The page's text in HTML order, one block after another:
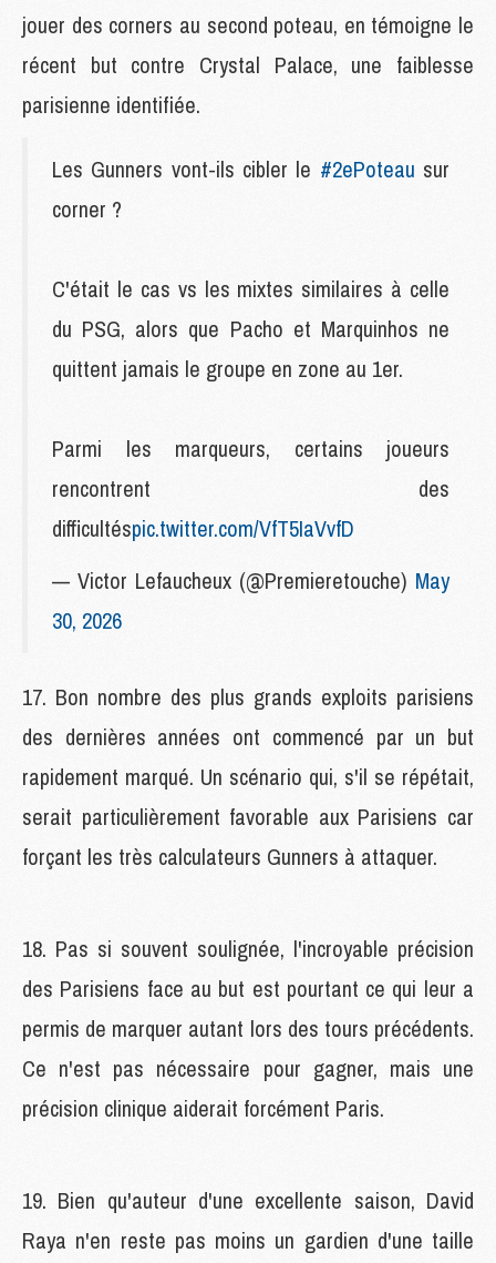
jouer des corners au second poteau, en témoigne le
récent but contre Crystal Palace, une faiblesse
parisienne identifiée.
Les Gunners vont-ils cibler le #2ePoteau sur
corner ?
C'était le cas vs les mixtes similaires à celle
du PSG, alors que Pacho et Marquinhos ne
quittent jamais le groupe en zone au 1er.
Parmi les marqueurs, certains joueurs
rencontrent des
difficultéspic.twitter.com/VfT5IaVvfD
— Victor Lefaucheux (@Premieretouche) May
30, 2026
17. Bon nombre des plus grands exploits parisiens
des dernières années ont commencé par un but
rapidement marqué. Un scénario qui, s'il se répétait,
serait particulièrement favorable aux Parisiens car
forçant les très calculateurs Gunners à attaquer.
18. Pas si souvent soulignée, l'incroyable précision
des Parisiens face au but est pourtant ce qui leur a
permis de marquer autant lors des tours précédents.
Ce n'est pas nécessaire pour gagner, mais une
précision clinique aiderait forcément Paris.
19. Bien qu'auteur d'une excellente saison, David
Raya n'en reste pas moins un gardien d'une taille